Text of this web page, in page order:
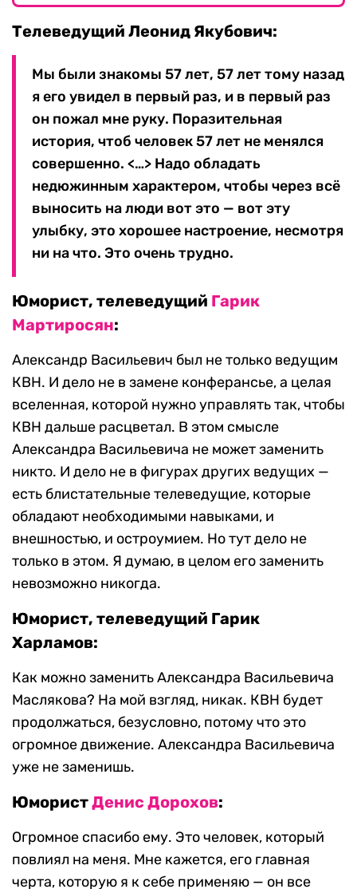
Телеведущий Леонид Якубович:
Мы были знакомы 57 лет, 57 лет тому назад
я его увидел в первый раз, и в первый раз
он пожал мне руку. Поразительная
история, чтоб человек 57 лет не менялся
совершенно. <…> Надо обладать
недюжинным характером, чтобы через всё
выносить на люди вот это — вот эту
улыбку, это хорошее настроение, несмотря
ни на что. Это очень трудно.
Юморист, телеведущий Гарик
Мартиросян:
Александр Васильевич был не только ведущим
КВН. И дело не в замене конферансье, а целая
вселенная, которой нужно управлять так, чтобы
КВН дальше расцветал. В этом смысле
Александра Васильевича не может заменить
никто. И дело не в фигурах других ведущих —
есть блистательные телеведущие, которые
обладают необходимыми навыками, и
внешностью, и остроумием. Но тут дело не
только в этом. Я думаю, в целом его заменить
невозможно никогда.
Юморист, телеведущий Гарик
Харламов:
Как можно заменить Александра Васильевича
Маслякова? На мой взгляд, никак. КВН будет
продолжаться, безусловно, потому что это
огромное движение. Александра Васильевича
уже не заменишь.
ЮмористДенис Дорохов:
Огромное спасибо ему. Это человек, который
повлиял на меня. Мне кажется, его главная
черта, которую я к себе применяю — он все